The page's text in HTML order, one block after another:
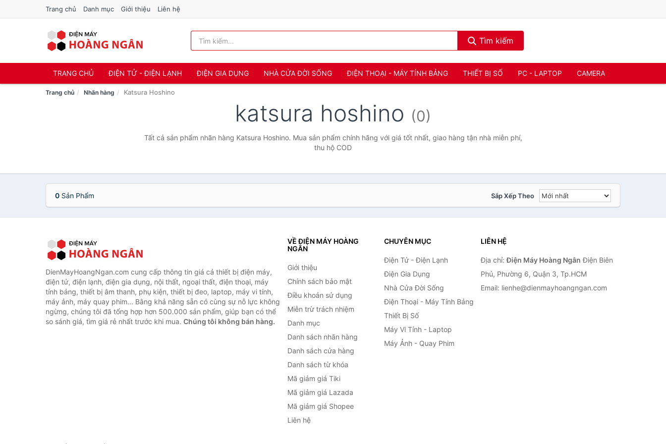
Trang chủ Danh mục Giới thiệu Liên hệ
Tìm kiếm
TRANG CHỦ ĐIỆN TỬ - ĐIỆN LẠNH ĐIỆN GIA DỤNG NHÀ CỬA ĐỜI SỐNG ĐIỆN THOẠI - MÁY TÍNH BẢNG THIẾT BỊ SỐ PC - LAPTOP CAMERA
Trang chủ Nhãn hàng Katsura Hoshino
katsura hoshino (0)
Tất cả sản phẩm nhãn hàng Katsura Hoshino. Mua sản phẩm chính hãng với giá tốt nhất, giao hàng tận nhà miễn phí,
thu hộ COD
0 Sản Phẩm Sắp Xếp Theo
DienMayHoangNgan.com cung cấp thông tin giá cả thiết bị điện máy,
điện tử, điện lạnh, điện gia dụng, nội thất, ngoại thất, điện thoại, máy
tính bảng, thiết bị âm thanh, phụ kiện, thiết bị đeo, laptop, máy vi tính,
máy ảnh, máy quay phim... Bằng khả năng sẵn có cùng sự nỗ lực không
ngừng, chúng tôi đã tổng hợp hơn 500.000 sản phẩm, giúp bạn có thể
so sánh giá, tìm giá rẻ nhất trước khi mua. Chúng tôi không bán hàng.
VỀ ĐIỆN MÁY HOÀNG
NGÂN
Giới thiệu
Chính sách bảo mật
Điều khoản sử dụng
Miễn trừ trách nhiệm
Danh mục
Danh sách nhãn hàng
Danh sách cửa hàng
Danh sách từ khóa
Mã giảm giá Tiki
Mã giảm giá Lazada
Mã giảm giá Shopee
Liên hệ
CHUYÊN MỤC
Điện Tử - Điện Lạnh
Điện Gia Dụng
Nhà Cửa Đời Sống
Điện Thoại - Máy Tính Bảng
Thiết Bị Số
Máy Vi Tính - Laptop
Máy Ảnh - Quay Phim
LIÊN HỆ
Địa chỉ:Điện Máy Hoàng Ngân Điện Biên
Phủ, Phường 6, Quận 3, Tp.HCM
Email: lienhe@dienmayhoangngan.com